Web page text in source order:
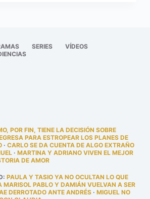
SERIES
VÍDEOS
POR FIN, TIENE LA DECISIÓN SOBRE
PARA ESTROPEAR LOS PLANES DE
· CARLO SE DA CUENTA DE ALGO EXTRAÑO
· MARTINA Y ADRIANO VIVEN EL MEJOR
DE AMOR
: PAULA Y TASIO YA NO OCULTAN LO QUE
MARISOL PABLO Y DAMIÁN VUELVAN A SER
DERROTADO ANTE ANDRÉS· MIGUEL NO